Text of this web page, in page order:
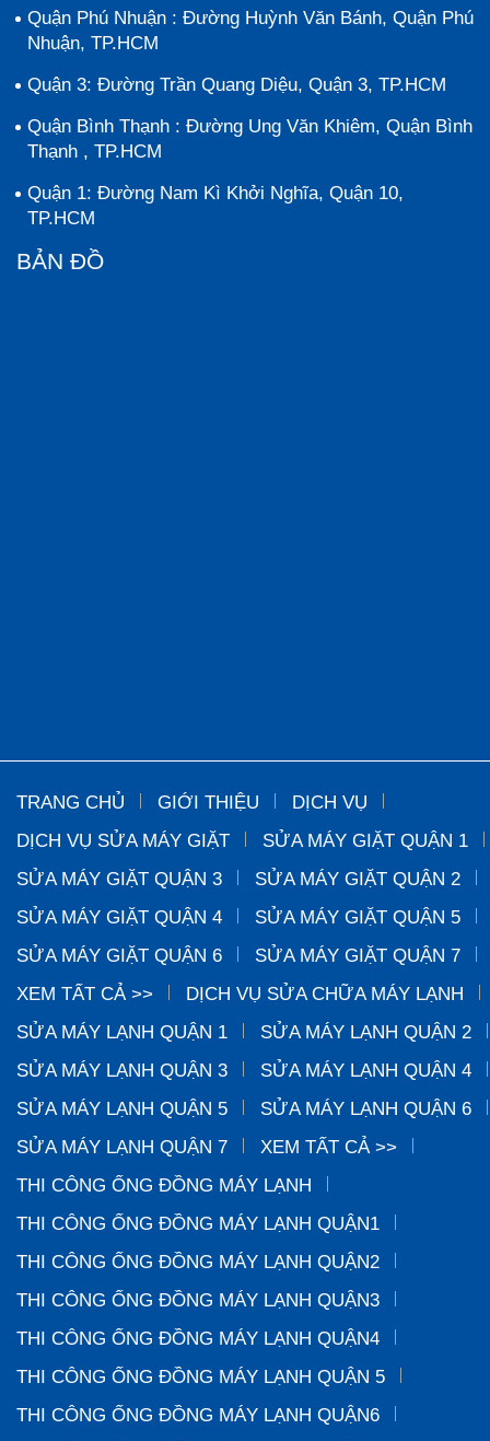
Quận Phú Nhuận : Đường Huỳnh Văn Bánh, Quận Phú
Nhuận, TP.HCM
Quận 3: Đường Trần Quang Diệu, Quận 3, TP.HCM
Quận Bình Thạnh : Đường Ung Văn Khiêm, Quận Bình
Thạnh , TP.HCM
Quận 1: Đường Nam Kì Khởi Nghĩa, Quận 10,
TP.HCM
BẢN ĐỒ
TRANG CHỦ GIỚI THIỆU
DỊCH VỤ
DỊCH VỤ SỬA MÁY GIẶT
SỬA MÁY GIẶT QUẬN 1
SỬA MÁY GIẶT QUẬN 3
SỬA MÁY GIẶT QUẬN 2
SỬA MÁY GIẶT QUẬN 4
SỬA MÁY GIẶT QUẬN 5
SỬA MÁY GIẶT QUẬN 6
SỬA MÁY GIẶT QUẬN 7
XEM TẤT CẢ >>
DỊCH VỤ SỬA CHỮA MÁY LẠNH
SỬA MÁY LẠNH QUẬN 1
SỬA MÁY LẠNH QUẬN 2
SỬA MÁY LẠNH QUẬN 3
SỬA MÁY LẠNH QUẬN 4
SỬA MÁY LẠNH QUẬN 5
SỬA MÁY LẠNH QUẬN 6
SỬA MÁY LẠNH QUẬN 7
XEM TẤT CẢ >>
THI CÔNG ỐNG ĐỒNG MÁY LẠNH
THI CÔNG ỐNG ĐỒNG MÁY LẠNH QUẬN1
THI CÔNG ỐNG ĐỒNG MÁY LẠNH QUẬN2
THI CÔNG ỐNG ĐỒNG MÁY LẠNH QUẬN3
THI CÔNG ỐNG ĐỒNG MÁY LẠNH QUẬN4
THI CÔNG ỐNG ĐỒNG MÁY LẠNH QUẬN 5
THI CÔNG ỐNG ĐỒNG MÁY LẠNH QUẬN6